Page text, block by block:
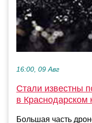
16:00, 09 Авг
Стали известны
в Краснодарском
Большая часть